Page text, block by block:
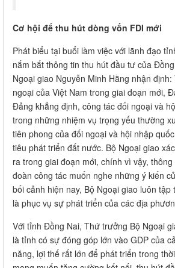
Cơ hội để thu hút dòng vốn FDI mới
Phát biểu tại buổi làm việc với lãnh đạo
nắm bắt thông tin thu hút đầu tư của
Ngoại giao Nguyễn Minh Hằng nhận
ngoại của Việt Nam trong giai đoạn mới,
Đảng khẳng định, công tác đối ngoại và
trong những nhiệm vụ trọng yếu thường
tiên phong của đối ngoại và hội nhập
tiêu phát triển đất nước. Bộ Ngoại giao
ra trong giai đoạn mới, chính vì vậy,
đoàn công tác muốn nghe những ý kiến
bối cảnh hiện nay, Bộ Ngoại giao luôn tập
là phục vụ sự phát triển của các địa
Với tỉnh Đồng Nai, Thứ trưởng Bộ Ngoại
là tỉnh có sự đóng góp lớn vào GDP của
năng, lợi thế rất lớn để phát triển trong